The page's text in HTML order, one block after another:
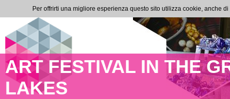
ART FESTIVAL IN THE
LAKES
Per offrirti una migliore esperienza questo sito utilizza cookie, anche